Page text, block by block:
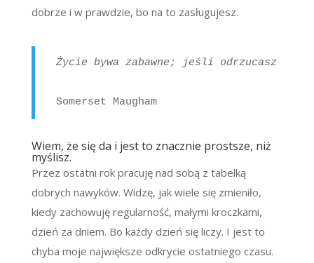
dobrze i w prawdzie, bo na to zasługujesz.
Życie bywa zabawne; jeśli odrzucasz
Somerset Maugham
Wiem, że się da i jest to znacznie prostsze, niż
myślisz.
Przez ostatni rok pracuję nad sobą z tabelką
dobrych nawyków. Widzę, jak wiele się zmieniło,
kiedy zachowuję regularność, małymi kroczkami,
dzień za dniem. Bo każdy dzień się liczy. I jest to
chyba moje największe odkrycie ostatniego czasu.